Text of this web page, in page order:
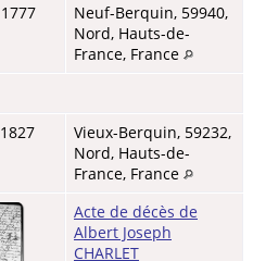
Neuf-Berquin, 59940,
Nord, Hauts-de-
France, France
Vieux-Berquin, 59232,
Nord, Hauts-de-
France, France
Acte de décès de
Albert Joseph
CHARLET